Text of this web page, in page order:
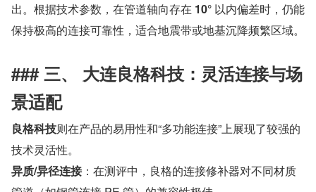
出。根据技术参数，在管道轴向存在 10° 以内偏差时，仍能
保持极高的连接可靠性，适合地震带或地基沉降频繁区域。
### 三、 大连良格科技：灵活连接与场
景适配
良格科技则在产品的易用性和“多功能连接”上展现了较强的
技术灵活性。
异质/异径连接：在测评中，良格的连接修补器对不同材质